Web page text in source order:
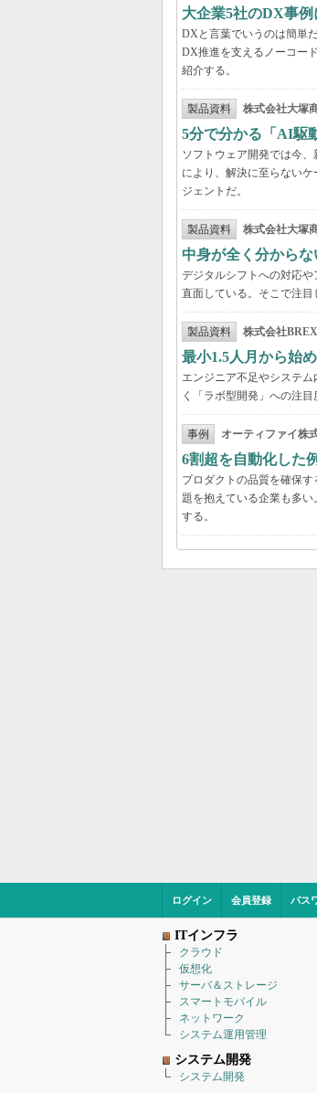
大企業5社のDX事
DXと言葉でいうのは簡単
DX推進を支えるノーコー
紹介する。
製品資料 株式会社大塚
5分で分かる「AI駆
ソフトウェア開発では今
により、解決に至らない
ジェントだ。
製品資料 株式会社大塚
中身が全く分から
デジタルシフトへの対応
直面している。そこで注
製品資料 株式会社
最小1.5人月から始
エンジニア不足やシステ
く「ラボ型開発」への注
事例 オーティファイ株
6割超を自動化した
プロダクトの品質を確保
題を抱えている企業も多
する。
ログイン 会員登録 パス
ITインフラ
クラウド
仮想化
サーバ＆ストレージ
スマートモバイル
ネットワーク
システム運用管理
システム開発
システム開発